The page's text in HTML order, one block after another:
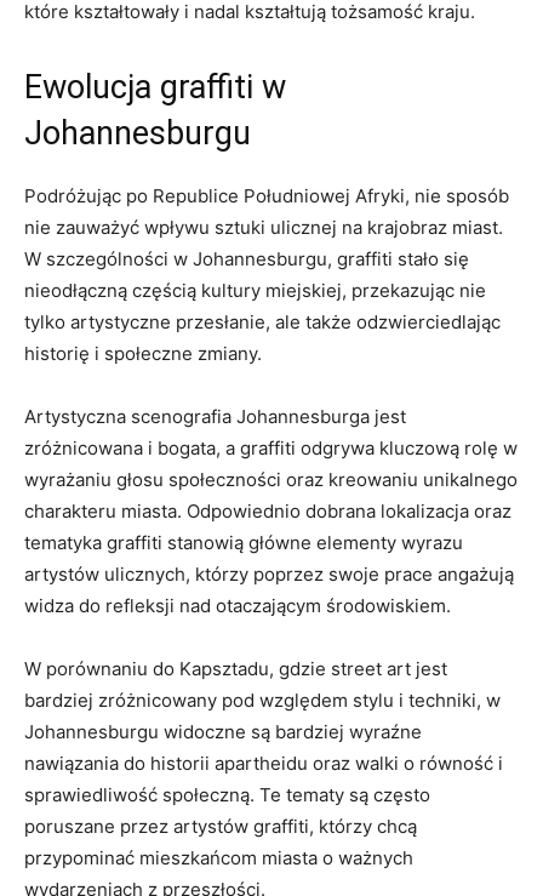
które kształtowały​ i nadal kształtują tożsamość kraju.
Ewolucja graffiti w
⁢Johannesburgu
Podróżując ‍po ⁤Republice Południowej Afryki, nie sposób
nie zauważyć wpływu ​sztuki ulicznej na krajobraz miast.
‍W szczególności w Johannesburgu, graffiti stało się
nieodłączną częścią ⁢kultury miejskiej, przekazując nie
tylko ​artystyczne przesłanie, ale‌ także odzwierciedlając
‌historię i społeczne‌ zmiany.
Artystyczna scenografia Johannesburga jest
zróżnicowana i bogata,‌ a graffiti odgrywa kluczową rolę w
wyrażaniu głosu społeczności oraz kreowaniu unikalnego
charakteru miasta. ⁢Odpowiednio dobrana lokalizacja oraz
tematyka graffiti stanowią ⁤główne elementy wyrazu
artystów ulicznych, którzy poprzez swoje prace angażują
widza do refleksji‌ nad otaczającym⁢ środowiskiem.
W porównaniu do⁢ Kapsztadu, gdzie street art jest
bardziej zróżnicowany pod względem stylu i techniki, w
Johannesburgu widoczne są bardziej wyraźne
nawiązania do historii apartheidu oraz walki‍ o równość i
sprawiedliwość społeczną. Te⁢ tematy są często
poruszane przez artystów graffiti, ‌którzy chcą
przypominać mieszkańcom miasta o ważnych
wydarzeniach z przeszłości.